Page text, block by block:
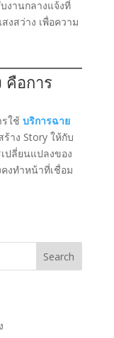
งานกลางแจ้งที่
งสว่าง เพื่อความ
คือการ
ใช้ บริการฉาย
าง Story ให้กับ
ปลี่ยนแปลงของ
งทำหน้าที่เชื่อม
Search